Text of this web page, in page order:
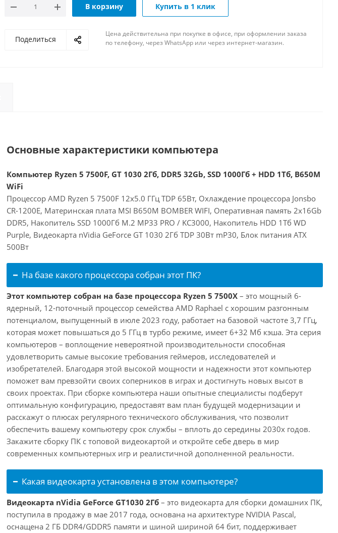
В корзину Купить в 1 клик
Поделиться
Цена действительна при покупке в офисе, при оформлении заказа
по телефону, через WhatsApp или через интернет-магазин.
Основные характеристики компьютера
Компьютер Ryzen 5 7500F, GT 1030 2Гб, DDR5 32Gb, SSD 1000Гб + HDD 1Тб, B650M
WiFi
Процессор AMD Ryzen 5 7500F 12x5.0 ГГц TDP 65Вт, Охлаждение процессора Jonsbo
CR-1200E, Материнская плата MSI B650M BOMBER WIFI, Оперативная память 2x16Gb
DDR5, Накопитель SSD 1000Гб M.2 MP33 PRO / KC3000, Накопитель HDD 1Тб WD
Purple, Видеокарта nVidia GeForce GT 1030 2Гб TDP 30Вт mP30, Блок питания ATX
500Вт
На базе какого процессора собран этот ПК?
Этот компьютер собран на базе процессора Ryzen 5 7500X – это мощный 6-
ядерный, 12-поточный процессор семейства AMD Raphael с хорошим разгонным
потенциалом, выпущенный в июле 2023 году, работает на базовой частоте 3,7 ГГц,
которая может повышаться до 5 ГГц в турбо режиме, имеет 6+32 Мб кэша. Эта серия
компьютеров – воплощение невероятной производительности способная
удовлетворить самые высокие требования геймеров, исследователей и
изобретателей. Благодаря этой высокой мощности и надежности этот компьютер
поможет вам превзойти своих соперников в играх и достигнуть новых высот в
своих проектах. При сборке компьютера наши опытные специалисты подберут
оптимальную конфигурацию, предоставят вам план будущей модернизации и
расскажут о плюсах регулярного технического обслуживания, что позволит
обеспечить вашему компьютеру срок службы – вплоть до середины 2030х годов.
Закажите сборку ПК с топовой видеокартой и откройте себе дверь в мир
современных компьютерных игр и реалистичной дополненной реальности.
Какая видеокарта установлена в этом компьютере?
Видеокарта nVidia GeForce GT1030 2Гб – это видеокарта для сборки домашних ПК,
поступила в продажу в мае 2017 года, основана на архитектуре NVIDIA Pascal,
оснащена 2 ГБ DDR4/GDDR5 памяти и шиной шириной 64 бит, поддерживает